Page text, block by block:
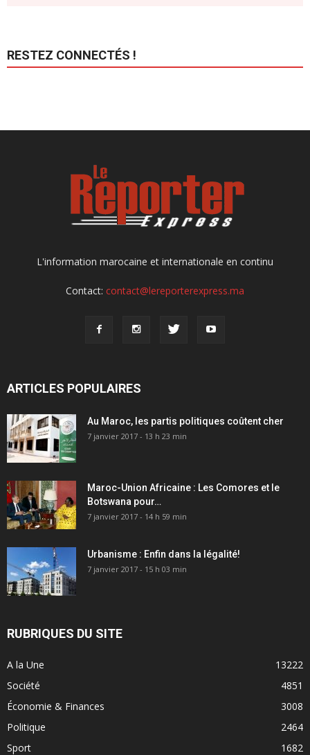
RESTEZ CONNECTÉS !
L'information marocaine et internationale en continu
Contact: contact@lereporterexpress.ma
ARTICLES POPULAIRES
Au Maroc, les partis politiques coûtent cher
7 janvier 2017 - 13 h 23 min
Maroc-Union Africaine : Les Comores et le
Botswana pour…
7 janvier 2017 - 14 h 59 min
Urbanisme : Enfin dans la légalité!
7 janvier 2017 - 15 h 03 min
RUBRIQUES DU SITE
A la Une
13222
Société
4851
Économie & Finances
3008
Politique
2464
Sport
1682